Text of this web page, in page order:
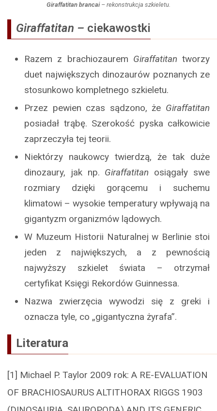
Giraffatitan brancai – rekonstrukcja szkieletu.
Giraffatitan – ciekawostki
Razem z brachiozaurem Giraffatitan tworzy
duet największych dinozaurów poznanych ze
stosunkowo kompletnego szkieletu.
Przez pewien czas sądzono, że Giraffatitan
posiadał trąbę. Szerokość pyska całkowicie
zaprzeczyła tej teorii.
Niektórzy naukowcy twierdzą, że tak duże
dinozaury, jak np. Giraffatitan osiągały swe
rozmiary dzięki gorącemu i suchemu
klimatowi – wysokie temperatury wpływają na
gigantyzm organizmów lądowych.
W Muzeum Historii Naturalnej w Berlinie stoi
jeden z największych, a z pewnością
najwyższy szkielet świata – otrzymał
certyfikat Księgi Rekordów Guinnessa.
Nazwa zwierzęcia wywodzi się z greki i
oznacza tyle, co „gigantyczna żyrafa”.
Literatura
[1] Michael P. Taylor 2009 rok: A RE-EVALUATION
OF BRACHIOSAURUS ALTITHORAX RIGGS 1903